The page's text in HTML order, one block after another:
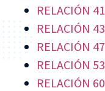
RELACIÓN 41
RELACIÓN 43
RELACIÓN 47
RELACIÓN 53
RELACIÓN 60